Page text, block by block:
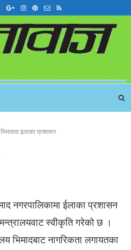
भिमादमा इलाका प्रशासन
नगरपालिकामा ईलाका प्रशासन
स्वीकृति गरेको छ ।
भिमादबाट नागरिकता लगायतका